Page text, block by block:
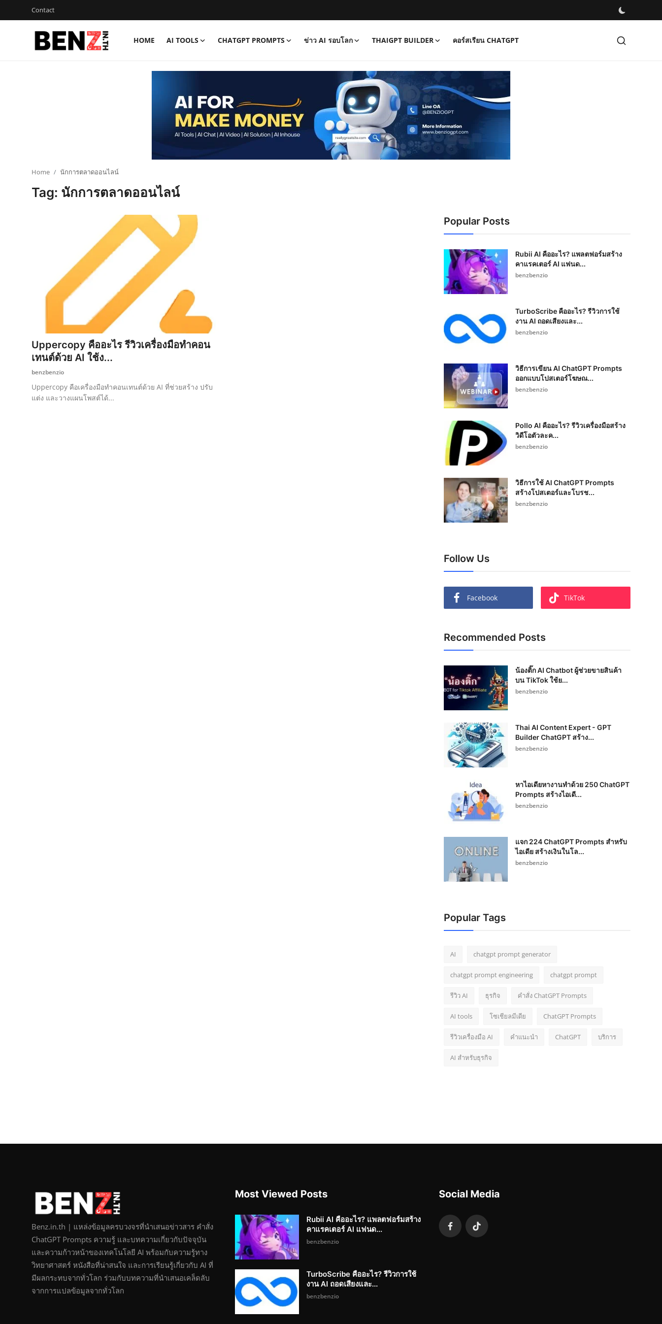
Contact
HOME AI TOOLS CHATGPT PROMPTS ข่าว AI รอบโลก THAIGPT BUILDER คอร์สเรียน CHATGPT
ThaiGPT Builder
คอร์สเรียน ChatGPT
Home นักการตลาดออนไลน์
Tag: นักการตลาดออนไลน์
Uppercopy คืออะไร รีวิวเครื่องมือทำคอน
เทนต์ด้วย AI ใช้ง...
benzbenzio
Uppercopy คือเครื่องมือทำคอนเทนต์ด้วย AI ที่ช่วยสร้าง ปรับ
แต่ง และวางแผนโพสต์ได้...
Popular Posts
Rubii AI คืออะไร? แพลตฟอร์มสร้าง
คาแรคเตอร์ AI แฟนด...
benzbenzio
TurboScribe คืออะไร? รีวิวการใช้
งาน AI ถอดเสียงและ...
benzbenzio
วิธีการเขียน AI ChatGPT Prompts
ออกแบบโปสเตอร์โฆษณ...
benzbenzio
Pollo AI คืออะไร? รีวิวเครื่องมือสร้าง
วิดีโอตัวละค...
benzbenzio
วิธีการใช้ AI ChatGPT Prompts
สร้างโปสเตอร์และโบรช...
benzbenzio
Follow Us
Facebook TikTok
Recommended Posts
น้องติ๊ก AI Chatbot ผู้ช่วยขายสินค้า
บน TikTok ใช้ย...
benzbenzio
Thai AI Content Expert - GPT
Builder ChatGPT สร้าง...
benzbenzio
หาไอเดียหางานทำด้วย 250 ChatGPT
Prompts สร้างไอเดี...
benzbenzio
แจก 224 ChatGPT Prompts สำหรับ
ไอเดีย สร้างเงินในโล...
benzbenzio
Popular Tags
AI chatgpt prompt generator
chatgpt prompt engineering chatgpt prompt
รีวิว AI ธุรกิจ คำสั่ง ChatGPT Prompts
AI tools โซเชียลมีเดีย ChatGPT Prompts
รีวิวเครื่องมือ AI คำแนะนำ ChatGPT บริการ
AI สำหรับธุรกิจ
Benz.in.th | แหล่งข้อมูลครบวงจรที่นำเสนอข่าวสาร คำสั่ง
ChatGPT Prompts ความรู้ และบทความเกี่ยวกับปัจจุบัน
และความก้าวหน้าของเทคโนโลยี AI พร้อมกับความรู้ทาง
วิทยาศาสตร์ หนังสือที่น่าสนใจ และการเรียนรู้เกี่ยวกับ AI ที่
มีผลกระทบจากทั่วโลก ร่วมกับบทความที่นำเสนอเคล็ดลับ
จากการแปลข้อมูลจากทั่วโลก
Most Viewed Posts
Rubii AI คืออะไร? แพลตฟอร์มสร้าง
คาแรคเตอร์ AI แฟนด...
benzbenzio
TurboScribe คืออะไร? รีวิวการใช้
งาน AI ถอดเสียงและ...
benzbenzio
Social Media